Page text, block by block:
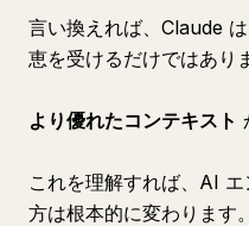
言い換えれば、Claude
恵を受けるだけではあり
より優れたコンテキスト
これを理解すれば、AI
方は根本的に変わります。